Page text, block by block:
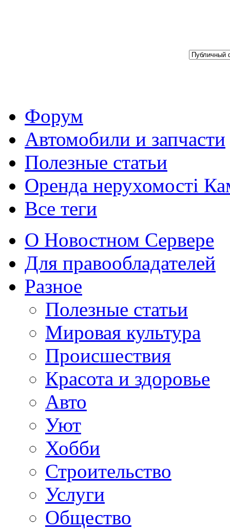
Форум
Автомобили и запчасти
Полезные статьи
Оренда нерухомості
Все теги
О Новостном Сервере
Для правообладателей
Разное
Полезные статьи
Мировая культура
Происшествия
Красота и здоровье
Авто
Уют
Хобби
Строительство
Услуги
Общество